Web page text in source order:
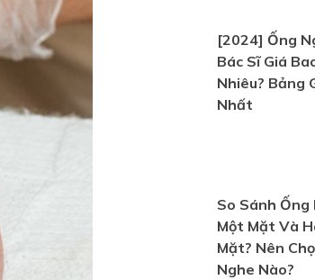
[2024] Ống
Bác Sĩ Giá
Nhiêu? Bảng
Nhất
So Sánh Ống
Một Mặt Và
Mặt? Nên
Nghe Nào?